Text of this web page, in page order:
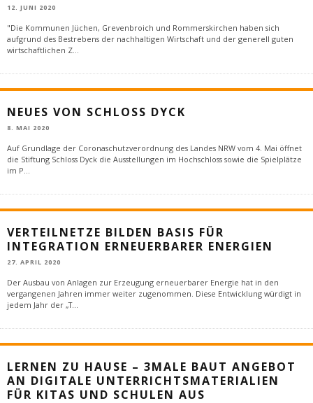
12. JUNI 2020
"Die Kommunen Jüchen, Grevenbroich und Rommerskirchen haben sich
aufgrund des Bestrebens der nachhaltigen Wirtschaft und der generell guten
wirtschaftlichen Z
NEUES VON SCHLOSS DYCK
8. MAI 2020
Auf Grundlage der Coronaschutzverordnung des Landes NRW vom 4. Mai öffnet
die Stiftung Schloss Dyck die Ausstellungen im Hochschloss sowie die Spielplätze
im P
VERTEILNETZE BILDEN BASIS FÜR
INTEGRATION ERNEUERBARER ENERGIEN
27. APRIL 2020
Der Ausbau von Anlagen zur Erzeugung erneuerbarer Energie hat in den
vergangenen Jahren immer weiter zugenommen. Diese Entwicklung würdigt in
jedem Jahr der „T...
LERNEN ZU HAUSE – 3MALE BAUT ANGEBOT
AN DIGITALE UNTERRICHTSMATERIALIEN
FÜR KITAS UND SCHULEN AUS